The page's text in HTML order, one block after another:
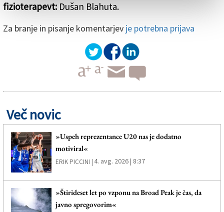
fizioterapevt: Dušan Blahuta.
Za branje in pisanje komentarjev je potrebna prijava
Več novic
»Uspeh reprezentance U20 nas je dodatno
motiviral«
ERIK PICCINI |4. avg. 2026 | 8:37
»Štirideset let po vzponu na Broad Peak je čas, da
javno spregovorim«